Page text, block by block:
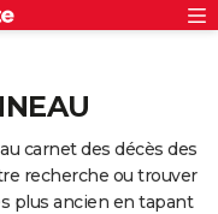
carnet des décès des
recherche ou trouver
plus ancien en tapant